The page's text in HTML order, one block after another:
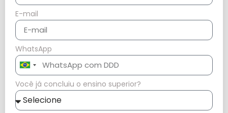
E-mail
WhatsApp
Brazil
+55
Você já concluiu o ensino superior?